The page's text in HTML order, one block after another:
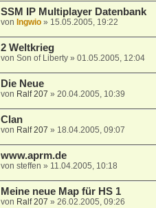
SSM IP Multiplayer Datenbank
von Ingwio» 15.05.2005, 19:22
2 Weltkrieg
von Son of Liberty» 01.05.2005, 12:04
Die Neue
von Ralf 207 » 20.04.2005, 10:39
Clan
von Ralf 207 » 18.04.2005, 09:07
www.aprm.de
von steffen » 11.04.2005, 10:18
Meine neue Map für HS 1
von Ralf 207 » 26.02.2005, 09:26